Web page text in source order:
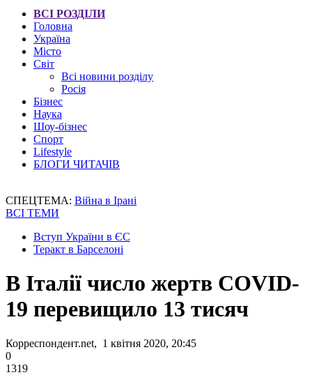
ВСІ РОЗДІЛИ
Головна
Україна
Місто
Світ
Всі новини розділу
Росія
Бізнес
Наука
Шоу-бізнес
Спорт
Lifestyle
БЛОГИ ЧИТАЧІВ
СПЕЦТЕМА: Війна в Ірані
ВСІ ТЕМИ
Вступ України в ЄС
Теракт в Барселоні
В Італії число жертв COVID-
19 перевищило 13 тисяч
Корреспондент.net, 1 квітня 2020, 20:45
0
1319